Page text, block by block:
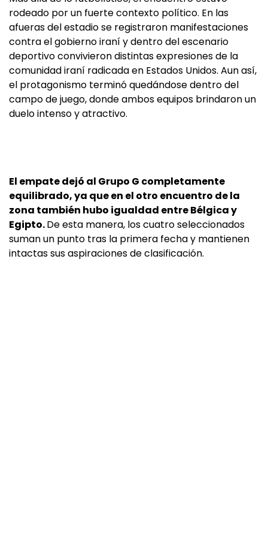
rodeado por un fuerte contexto político. En las
afueras del estadio se registraron manifestaciones
contra el gobierno iraní y dentro del escenario
deportivo convivieron distintas expresiones de la
comunidad iraní radicada en Estados Unidos. Aun así,
el protagonismo terminó quedándose dentro del
campo de juego, donde ambos equipos brindaron un
duelo intenso y atractivo.
El empate dejó al Grupo G completamente
equilibrado, ya que en el otro encuentro de la
zona también hubo igualdad entre Bélgica y
Egipto.De esta manera, los cuatro seleccionados
suman un punto tras la primera fecha y mantienen
intactas sus aspiraciones de clasificación.